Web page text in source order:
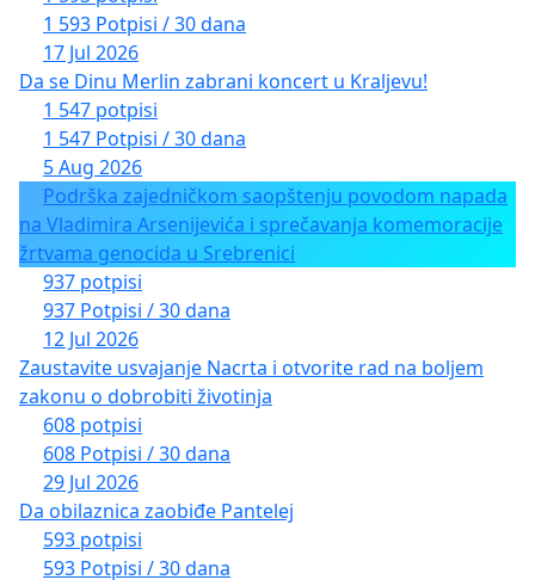
1 593 Potpisi / 30 dana
17 Jul 2026
Da se Dinu Merlin zabrani koncert u Kraljevu!
1 547 potpisi
1 547 Potpisi / 30 dana
5 Aug 2026
Podrška zajedničkom saopštenju povodom napada
na Vladimira Arsenijevića i sprečavanja komemoracije
žrtvama genocida u Srebrenici
937 potpisi
937 Potpisi / 30 dana
12 Jul 2026
Zaustavite usvajanje Nacrta i otvorite rad na boljem
zakonu o dobrobiti životinja
608 potpisi
608 Potpisi / 30 dana
29 Jul 2026
Da obilaznica zaobiđe Pantelej
593 potpisi
593 Potpisi / 30 dana